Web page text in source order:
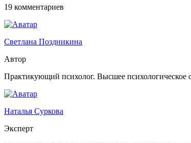
19 комментариев
Светлана Поздникина
Автор
Практикующий психолог. Высшее
Наталья Суркова
Эксперт